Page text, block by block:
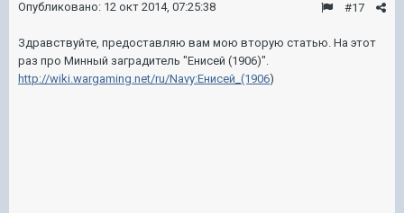
#17
Опубликовано: 12 окт 2014, 07:25:38
Здравствуйте, предоставляю вам мою вторую статью. На этот
раз про Минный заградитель "Енисей (1906)".
http://wiki.wargaming.net/ru/Navy:Енисей_(1906)